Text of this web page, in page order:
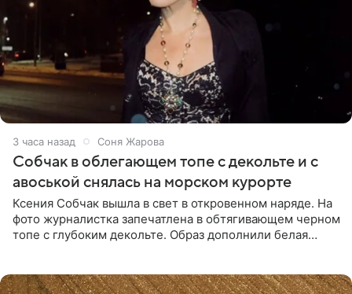
3 часа назад Соня Жарова
Собчак в облегающем топе с декольте и с
авоськой снялась на морском курорте
Ксения Собчак вышла в свет в откровенном наряде. На
фото журналистка запечатлена в обтягивающем черном
топе с глубоким декольте. Образ дополнили белая